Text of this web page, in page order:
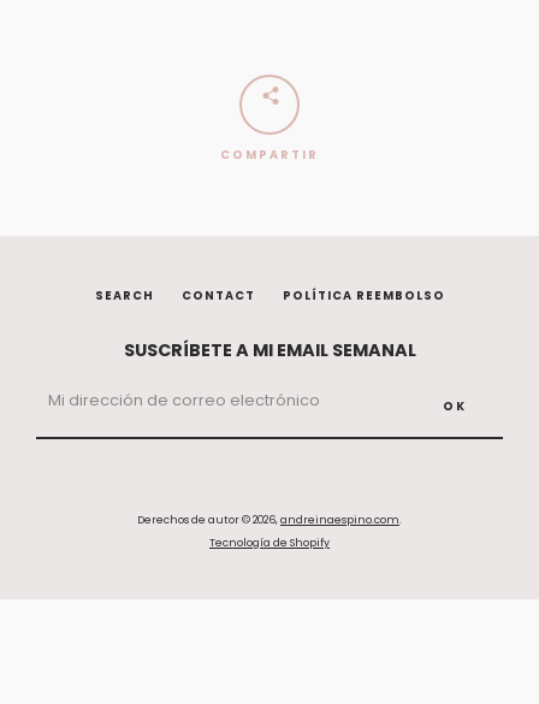
COMPARTIR
SEARCH CONTACT POLÍTICA REEMBOLSO
SUSCRÍBETE A MI EMAIL SEMANAL
Derechos de autor © 2026,andreinaespino.com.
Tecnología de Shopify